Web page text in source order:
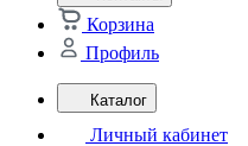
Корзина
Профиль
Каталог
Личный кабинет